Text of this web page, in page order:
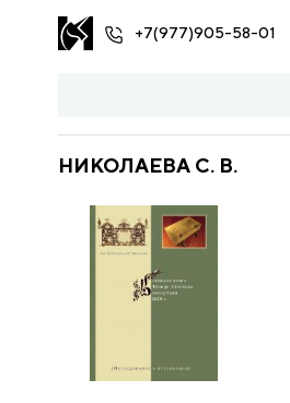
+7(977)905-58-01
НИКОЛАЕВА С. В.